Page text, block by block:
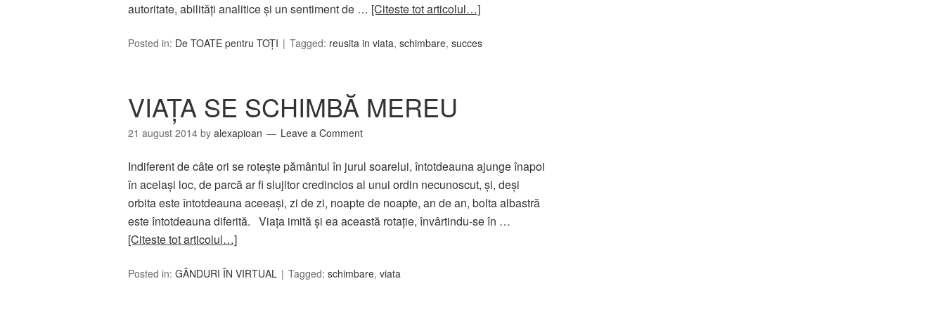
autoritate, abilităţi analitice şi un sentiment de … [Citeste tot articolul…]
Posted in: De TOATE pentru TOȚI Tagged: reusita in viata, schimbare, succes
VIAŢA SE SCHIMBĂ MEREU
21 august 2014 by alexapioan Leave a Comment
Indiferent de câte ori se roteşte pământul în jurul soarelui, întotdeauna ajunge înapoi
în acelaşi loc, de parcă ar fi slujitor credincios al unui ordin necunoscut, şi, deşi
orbita este întotdeauna aceeaşi, zi de zi, noapte de noapte, an de an, bolta albastră
este întotdeauna diferită. Viaţa imită şi ea această rotaţie, învârtindu-se în …
[Citeste tot articolul…]
Posted in: GÂNDURI ÎN VIRTUAL Tagged: schimbare, viata